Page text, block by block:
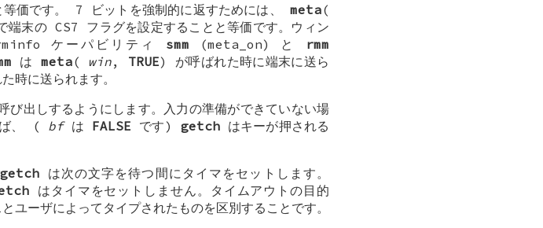
価です。 7 ビットを強制的に返すためには、 meta(
末の CS7 フラグを設定することと等価です。ウィン
ケーパビリティ smm (meta_on) と rmm
はmeta( win, TRUE) が呼ばれた時に端末に送ら
時に送られます。
出しするようにします。入力の準備ができていない場
ば、 ( bfは FALSE です) getchはキーが押される
は次の文字を待つ間にタイマをセットします。
はタイマをセットしません。タイムアウトの目的
ユーザによってタイプされたものを区別することです。